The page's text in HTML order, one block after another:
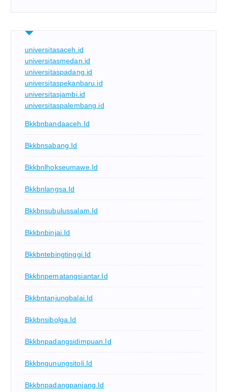
universitasaceh.id
universitasmedan.id
universitaspadang.id
universitaspekanbaru.id
universitasjambi.id
universitaspalembang.id
Bkkbnbandaaceh.id
Bkkbnsabang.id
Bkkbnlhokseumawe.id
Bkkbnlangsa.id
Bkkbnsubulussalam.id
Bkkbnbinjai.id
Bkkbntebingtinggi.id
Bkkbnpematangsiantar.id
Bkkbntanjungbalai.id
Bkkbnsibolga.id
Bkkbnpadangsidimpuan.id
Bkkbngunungsitoli.id
Bkkbnpadangpanjang.id